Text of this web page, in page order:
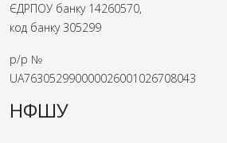
ЄДРПОУ банку 14260570,
код банку 305299
р/р №
UA763052990000026001026708043
НФШУ